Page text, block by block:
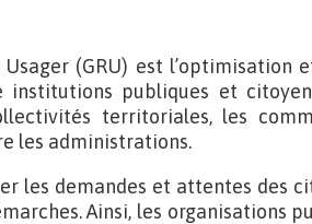
(GRU) est l’optimisation
institutions publiques et
territoriales, les
les administrations.
les demandes et attentes des
Ainsi, les organisations